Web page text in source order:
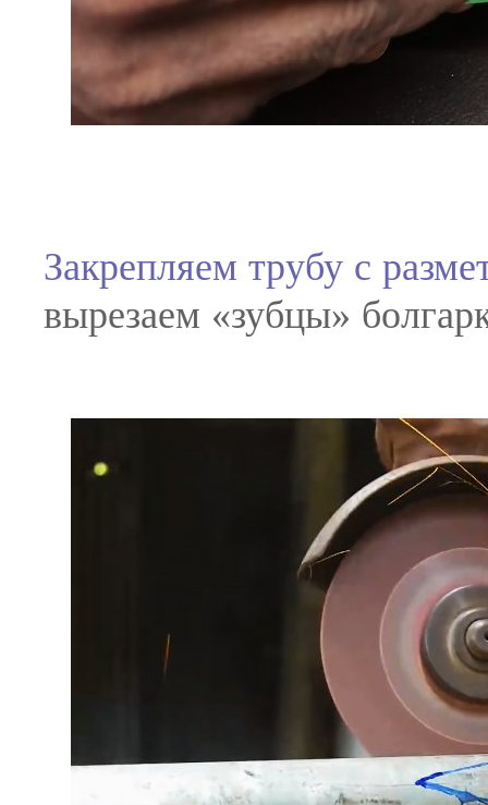
Закрепляем трубу с
вырезаем «зубцы»